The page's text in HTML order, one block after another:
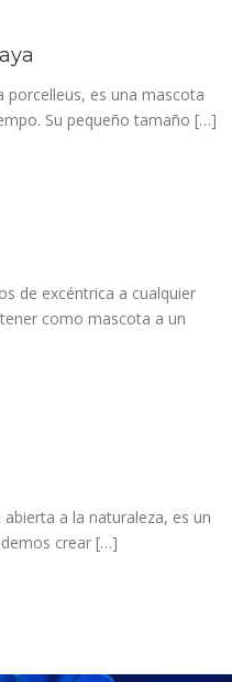
porcelleus, es una mascota
Su pequeño tamaño […]
de excéntrica a cualquier
como mascota a un
a la naturaleza, es un
crear […]